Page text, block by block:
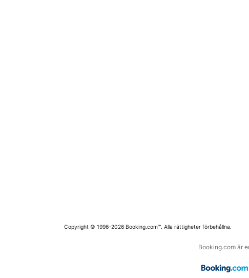
Copyright © 1996–2026 Booking.com™. Alla rättigheter förbehållna.
Booking.com är